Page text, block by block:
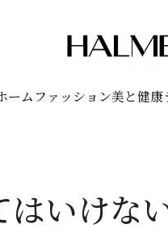
ーム ファッション美と健康
いけな